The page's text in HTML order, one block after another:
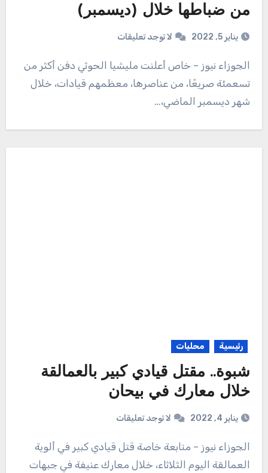
من ضباطها خلال (ديسمبر)
يناير 5, 2022 لا توجد تعليقات
الجوزاء نيوز – خاص أعلنت مليشيا الحوثي دفن أكثر من
تسعمئة صريعًا، من عناصرها، معظمهم قيادات، خلال
شهر ديسمبر الماضي،…
رئيسية محليات
شبوة.. مقتل قيادي كبير بالعمالقة
خلال معارك في بيحان
يناير 4, 2022 لا توجد تعليقات
العمالقة اليوم الثلاثاء، خلال معارك عنيفة في جبهات